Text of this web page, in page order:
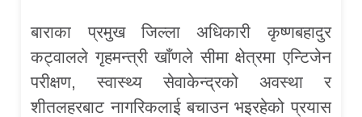
बाराका प्रमुख जिल्ला अधिकारी कृष्णबहादुर
कट्वालले गृहमन्त्री खाँणले सीमा क्षेत्रमा एन्टिजेन
परीक्षण, स्वास्थ्य सेवाकेन्द्रको अवस्था र
शीतलहरबाट नागरिकलाई बचाउन भइरहेको प्रयास